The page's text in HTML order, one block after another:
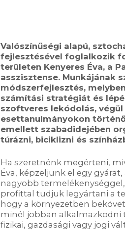
Valószínűségi alapú,
fejlesztésével foglalkozik
területen Kenyeres Éva, a
asszisztense. Munkájának s
módszerfejlesztés,
számítási stratégiát és
szoftveres lekódolás, végül
esettanulmányokon
emellettszabadidejében
túrázni, biciklizni és
Ha szeretnénk megérteni,
Éva, képzeljünk el egy
nagyobb
profittal tudjuk legyártani a
hogy a környezetben
minél jobban alkalmazkodni
fizikai, gazdasági vagy jogi